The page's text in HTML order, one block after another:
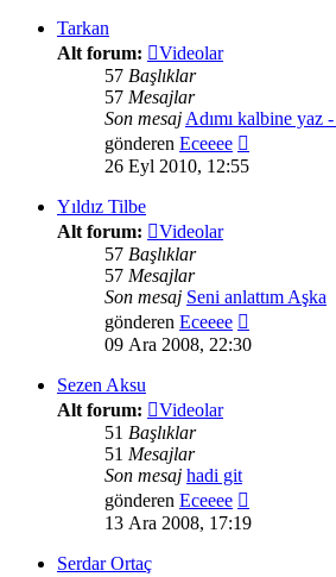
Tarkan
Alt forum:
Videolar
57 Başlıklar
57 Mesajlar
Son mesaj Adımı kalbine yaz
gönderen Eceeee
26 Eyl 2010, 12:55
Yıldız Tilbe
Alt forum:
Videolar
57 Başlıklar
57 Mesajlar
Son mesaj Seni anlattım Aşka
gönderen Eceeee
mesajı
09 Ara 2008, 22:30
Sezen Aksu
Alt forum:
Videolar
51 Başlıklar
51 Mesajlar
Son mesaj hadi git
gönderen Eceeee
mesajı
13 Ara 2008, 17:19
Serdar Ortaç